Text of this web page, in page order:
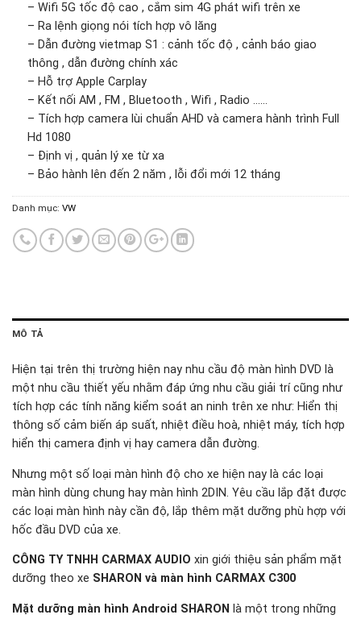
– Wifi 5G tốc độ cao , cắm sim 4G phát wifi trên xe
– Ra lệnh giọng nói tích hợp vô lăng
– Dẫn đường vietmap S1 : cảnh tốc độ , cảnh báo giao
thông , dẫn đường chính xác
– Hỗ trợ Apple Carplay
– Kết nối AM , FM , Bluetooth , Wifi , Radio ……
– Tích hợp camera lùi chuẩn AHD và camera hành trình Full
Hd 1080
– Định vị , quản lý xe từ xa
– Bảo hành lên đến 2 năm , lỗi đổi mới 12 tháng
Danh mục: VW
MÔ TẢ
Hiện tại trên thị trường hiện nay nhu cầu độ màn hình DVD là
một nhu cầu thiết yếu nhằm đáp ứng nhu cầu giải trí cũng như
tích hợp các tính năng kiểm soát an ninh trên xe như: Hiển thị
thông số cảm biến áp suất, nhiệt điều hoà, nhiệt máy, tích hợp
hiển thị camera định vị hay camera dẫn đường.
Nhưng một số loại màn hình độ cho xe hiện nay là các loại
màn hình dùng chung hay màn hình 2DIN. Yêu cầu lắp đặt được
các loại màn hình này cần độ, lắp thêm mặt dưỡng phù hợp với
hốc đầu DVD của xe.
CÔNG TY TNHH CARMAX AUDIO xin giới thiệu sản phẩm mặt
dưỡng theo xe SHARON và màn hình CARMAX C300
Mặt dưỡng màn hình Android SHARON là một trong những